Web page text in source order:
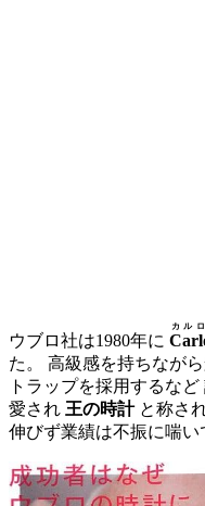
ウブロ社は1980年に
カル
た。 高級感を持ちなが
トラップを採用するな
愛され 王の時計と称さ
伸びず業績は不振に喘い